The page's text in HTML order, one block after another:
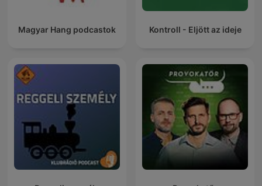
Magyar Hang podcastok Kontroll - Eljött az ideje